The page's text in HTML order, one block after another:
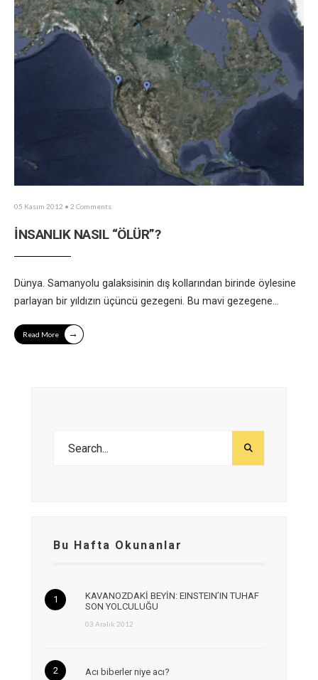
05 Kasım 2012 • 2 Comments
İNSANLIK NASIL “ÖLÜR”?
Dünya. Samanyolu galaksisinin dış kollarından birinde öylesine
parlayan bir yıldızın üçüncü gezegeni. Bu mavi gezegene...
Read More →
Bu Hafta Okunanlar
KAVANOZDAKİ BEYİN: EINSTEIN’IN TUHAF
SON YOLCULUĞU
03 Aralık 2012
Acı biberler niye acı?